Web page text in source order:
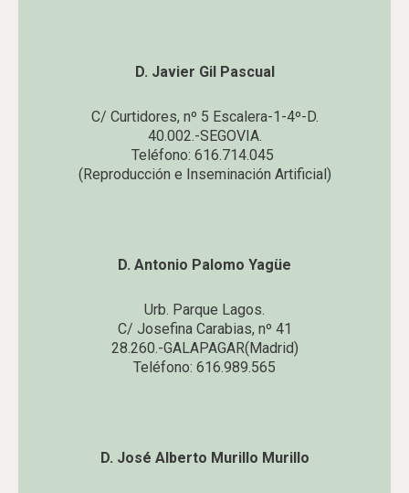
D. Javier Gil Pascual
C/ Curtidores, nº 5 Escalera-1-4º-D.
40.002.-SEGOVIA.
Teléfono: 616.714.045
(Reproducción e Inseminación Artificial)
D. Antonio Palomo Yagüe
Urb. Parque Lagos.
C/ Josefina Carabias, nº 41
28.260.-GALAPAGAR(Madrid)
Teléfono: 616.989.565
D. José Alberto Murillo Murillo